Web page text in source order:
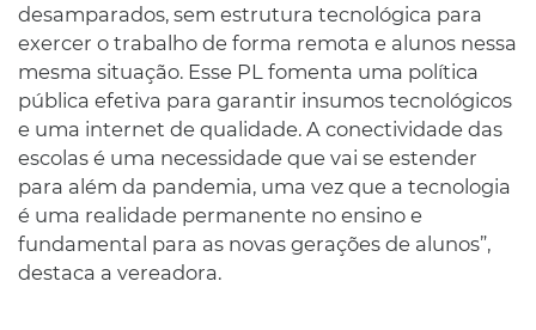
desamparados, sem estrutura tecnológica para
exercer o trabalho de forma remota e alunos nessa
mesma situação. Esse PL fomenta uma política
pública efetiva para garantir insumos tecnológicos
e uma internet de qualidade. A conectividade das
escolas é uma necessidade que vai se estender
para além da pandemia, uma vez que a tecnologia
é uma realidade permanente no ensino e
fundamental para as novas gerações de alunos”,
destaca a vereadora.